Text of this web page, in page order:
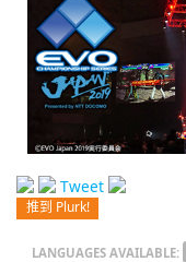
Tweet
推到 Plurk!
LANGUAGES AVAILABLE: